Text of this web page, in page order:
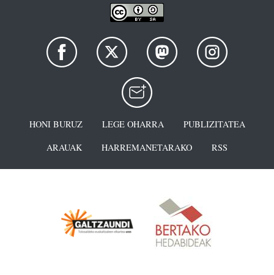
HONI BURUZ LEGE OHARRA
PUBLIZITATEA
ARAUAK
HARREMANETARAKO RSS